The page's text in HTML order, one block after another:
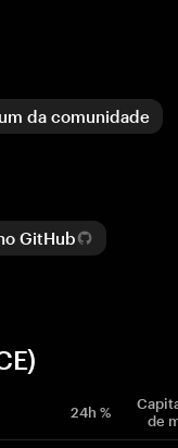
da comunidade
GitHub
24h %
de